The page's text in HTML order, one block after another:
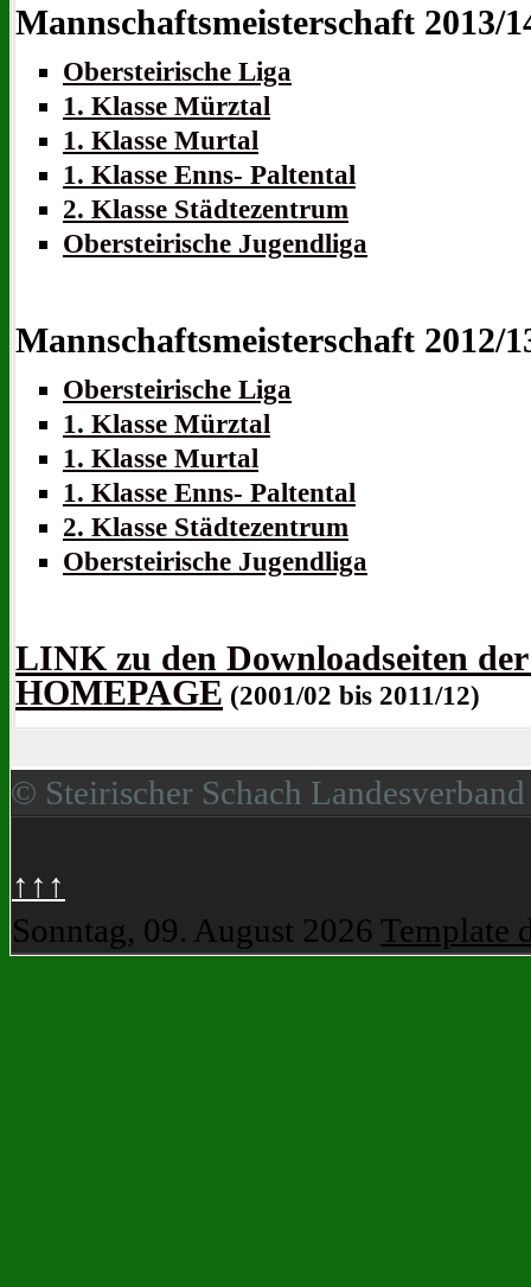
Mannschaftsmeisterschaft 2013/
Obersteirische Liga
1. Klasse Mürztal
1. Klasse Murtal
1. Klasse Enns- Paltental
2. Klasse Städtezentrum
Obersteirische Jugendliga
Mannschaftsmeisterschaft 2012/
Obersteirische Liga
1. Klasse Mürztal
1. Klasse Murtal
1. Klasse Enns- Paltental
2. Klasse Städtezentrum
Obersteirische Jugendliga
LINK zu den Downloadseiten
HOMEPAGE (2001/02 bis 2011/12)
© Steirischer Schach Landesverband
↑↑↑
Sonntag, 09. August 2026 Template